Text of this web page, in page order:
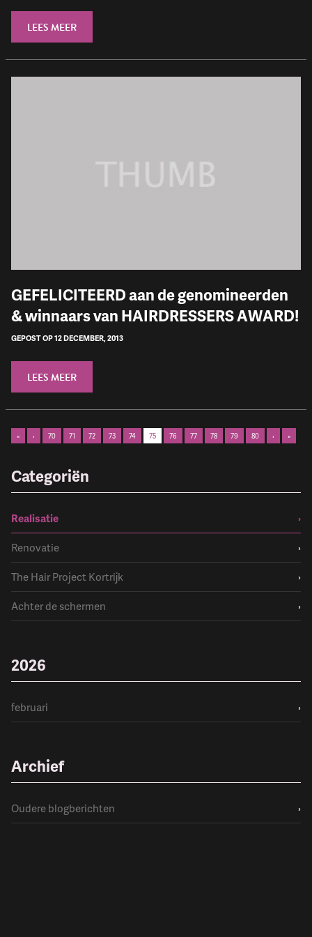
LEES MEER
GEFELICITEERD aan de genomineerden
& winnaars van HAIRDRESSERS AWARD!
GEPOST OP 12 DECEMBER, 2013
LEES MEER
« ‹ 70 71 72 73 74 75 76 77 78 79 80 › »
Categoriën
Realisatie
›
Renovatie
›
The Hair Project Kortrijk
›
Achter de schermen
›
2026
februari ›
Archief
Oudere blogberichten ›